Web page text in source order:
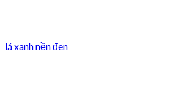
lá xanh nền đen